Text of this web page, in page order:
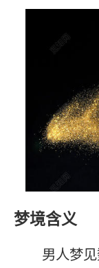
梦境含义
男人梦